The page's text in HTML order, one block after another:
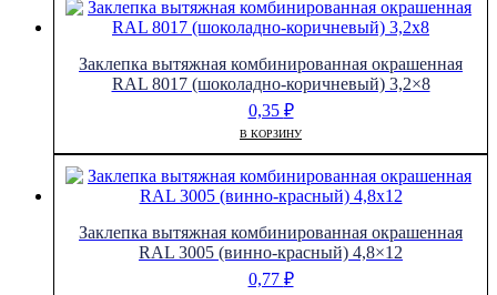
Заклепка вытяжная комбинированная окрашенная
RAL 8017 (шоколадно-коричневый) 3,2×8
0,35 ₽
В КОРЗИНУ
Заклепка вытяжная комбинированная окрашенная
RAL 3005 (винно-красный) 4,8×12
0,77 ₽